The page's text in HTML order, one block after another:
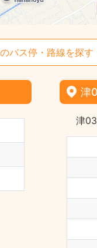
バス停・路線を探す
津
津